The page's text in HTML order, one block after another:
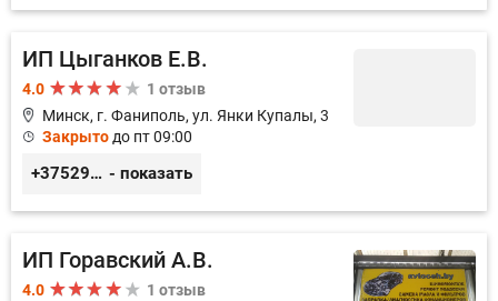
ИП Цыганков Е.В.
4.0
1 отзыв
Минск, г. Фаниполь, ул. Янки Купалы, 3
Закрыто до пт 09:00
+375297483239 - показать
ИП Горавский А.В.
4.0
1 отзыв